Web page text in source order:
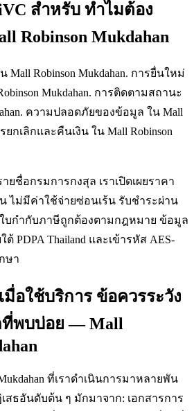
สำหรับ ทำไมต้อง
Robinson Mukdahan
Robinson Mukdahan. การยื่นใหม่
Mukdahan. การติดตามสถานะ
ความปลอดภัยของข้อมูล ใน Mall
ยกเลิกและคืนเงิน ใน Mall Robinson
ชื่อกรมการกงสุล เราเปิดเผยราคา
น ไม่มีค่าใช้จ่ายซ่อนเร้น รับชำระผ่าน
บกำกับภาษีถูกต้องตามกฎหมาย ข้อมูล
PDPA Thailand และเข้ารหัส AES-
ษา
อใช้บริการ ข้อควรระวัง
พบบ่อย — Mall
ที่เราดำเนินการมาหลายพัน
สธอันดับต้น ๆ มักมาจาก: เอกสารการ